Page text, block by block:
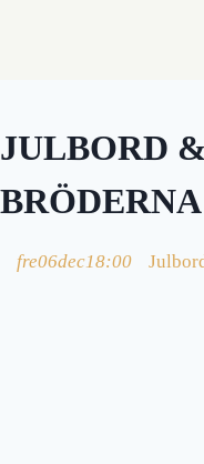
JULBORD
fre06dec18:00